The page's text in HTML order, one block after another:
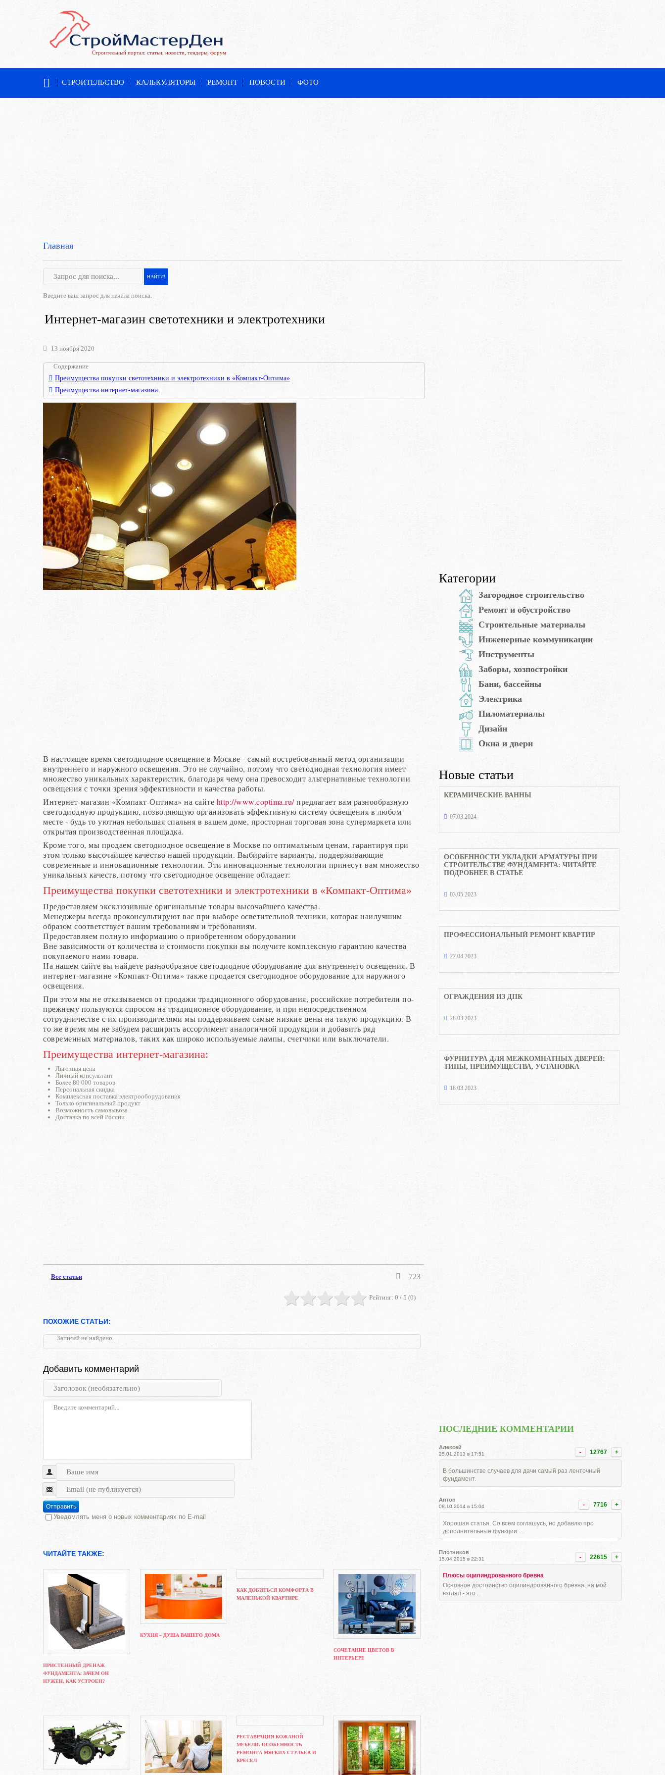
Строительный портал: статьи, новости, тендеры, форум
СТРОИТЕЛЬСТВО КАЛЬКУЛЯТОРЫ РЕМОНТ НОВОСТИ ФОТО
Главная
Введите ваш запрос для начала поиска.
Интернет-магазин светотехники и электротехники
13 ноября 2020
Содержание
Преимущества покупки светотехники и электротехники в «Компакт-Оптима»
Преимущества интернет-магазина:
В настоящее время светодиодное освещение в Москве - самый востребованный метод организации
внутреннего и наружного освещения. Это не случайно, потому что светодиодная технология имеет
множество уникальных характеристик, благодаря чему она превосходит альтернативные технологии
освещения с точки зрения эффективности и качества работы.
Интернет-магазин «Компакт-Оптима» на сайте http://www.coptima.ru/предлагает вам разнообразную
светодиодную продукцию, позволяющую организовать эффективную систему освещения в любом
месте - будь то уютная небольшая спальня в вашем доме, просторная торговая зона супермаркета или
открытая производственная площадка.
Кроме того, мы продаем светодиодное освещение в Москве по оптимальным ценам, гарантируя при
этом только высочайшее качество нашей продукции. Выбирайте варианты, поддерживающие
современные и инновационные технологии. Эти инновационные технологии принесут вам множество
уникальных качеств, потому что светодиодное освещение обладает:
Преимущества покупки светотехники и электротехники в «Компакт-Оптима»
Предоставляем эксклюзивные оригинальные товары высочайшего качества.
Менеджеры всегда проконсультируют вас при выборе осветительной техники, которая наилучшим
образом соответствует вашим требованиям и требованиям.
Предоставляем полную информацию о приобретенном оборудовании
Вне зависимости от количества и стоимости покупки вы получите комплексную гарантию качества
покупаемого нами товара.
На нашем сайте вы найдете разнообразное светодиодное оборудование для внутреннего освещения. В
интернет-магазине «Компакт-Оптима» также продается светодиодное оборудование для наружного
освещения.
При этом мы не отказываемся от продажи традиционного оборудования, российские потребители по-
прежнему пользуются спросом на традиционное оборудование, и при непосредственном
сотрудничестве с их производителями мы поддерживаем самые низкие цены на такую продукцию. В
то же время мы не забудем расширить ассортимент аналогичной продукции и добавить ряд
современных материалов, таких как широко используемые лампы, счетчики или выключатели.
Преимущества интернет-магазина:
Льготная цена
Личный консультант
Более 80 000 товаров
Персональная скидка
Комплексная поставка электрооборудования
Только оригинальный продукт
Возможность самовывоза
Доставка по всей России
Все статьи 723
Рейтинг: 0 / 5 (0)
ПОХОЖИЕ СТАТЬИ:
Записей не найдено.
Добавить комментарий
Отправить
Уведомлять меня о новых комментариях по E-mail
ЧИТАЙТЕ ТАКЖЕ:
ПРИСТЕННЫЙ ДРЕНАЖ
ФУНДАМЕНТА: ЗАЧЕМ ОН
НУЖЕН, КАК УСТРОЕН?
КУХНЯ – ДУША ВАШЕГО ДОМА
КАК ДОБИТЬСЯ КОМФОРТА В
МАЛЕНЬКОЙ КВАРТИРЕ
СОЧЕТАНИЕ ЦВЕТОВ В
ИНТЕРЬЕРЕ
РЕСТАВРАЦИЯ КОЖАНОЙ
МЕБЕЛИ. ОСОБЕННОСТЬ
РЕМОНТА МЯГКИХ СТУЛЬЕВ И
КРЕСЕЛ
Категории
Загородное строительство
Ремонт и обустройство
Строительные материалы
Инженерные коммуникации
Инструменты
Заборы, хозпостройки
Бани, бассейны
Электрика
Пиломатериалы
Дизайн
Окна и двери
Новые статьи
КЕРАМИЧЕСКИЕ ВАННЫ
07.03.2024
ОСОБЕННОСТИ УКЛАДКИ АРМАТУРЫ ПРИ
СТРОИТЕЛЬСТВЕ ФУНДАМЕНТА: ЧИТАЙТЕ
ПОДРОБНЕЕ В СТАТЬЕ
03.05.2023
ПРОФЕССИОНАЛЬНЫЙ РЕМОНТ КВАРТИР
27.04.2023
ОГРАЖДЕНИЯ ИЗ ДПК
28.03.2023
ФУРНИТУРА ДЛЯ МЕЖКОМНАТНЫХ ДВЕРЕЙ:
ТИПЫ, ПРЕИМУЩЕСТВА, УСТАНОВКА
18.03.2023
ПОСЛЕДНИЕ КОММЕНТАРИИ
- 12767 +
Алексей
25.01.2013 в 17:51
В большинстве случаев для дачи самый раз ленточный
фундамент.
- 7716 +
Антон
08.10.2014 в 15:04
Хорошая статья. Со всем соглашусь, но добавлю про
дополнительные функции. ...
- 22615 +
Плотников
15.04.2015 в 22:31
Плюсы оцилиндрованного бревна
Основное достоинство оцилиндрованного бревна, на мой
взгляд - это ...